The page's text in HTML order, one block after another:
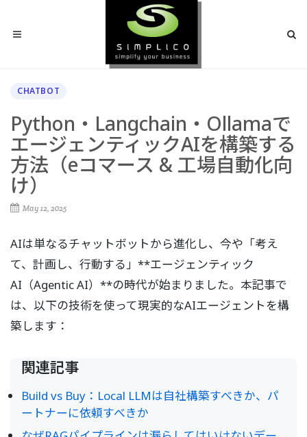
CHATBOT
Python・Langchain・Ollamaで
エージェンティックAIを構築する
方法（eコマース & 工場自動化向
け）
May 12, 2025
AIは単なるチャットボットから進化し、今や「考え
て、計画し、行動する」**エージェンティック
AI（Agentic AI）**の時代が始まりました。本記事で
は、以下の技術を使って現実的なAIエージェントを構
築します：
関連記事
Build vs Buy：Local LLMは自社構築すべきか、パ
ートナーに依頼すべきか